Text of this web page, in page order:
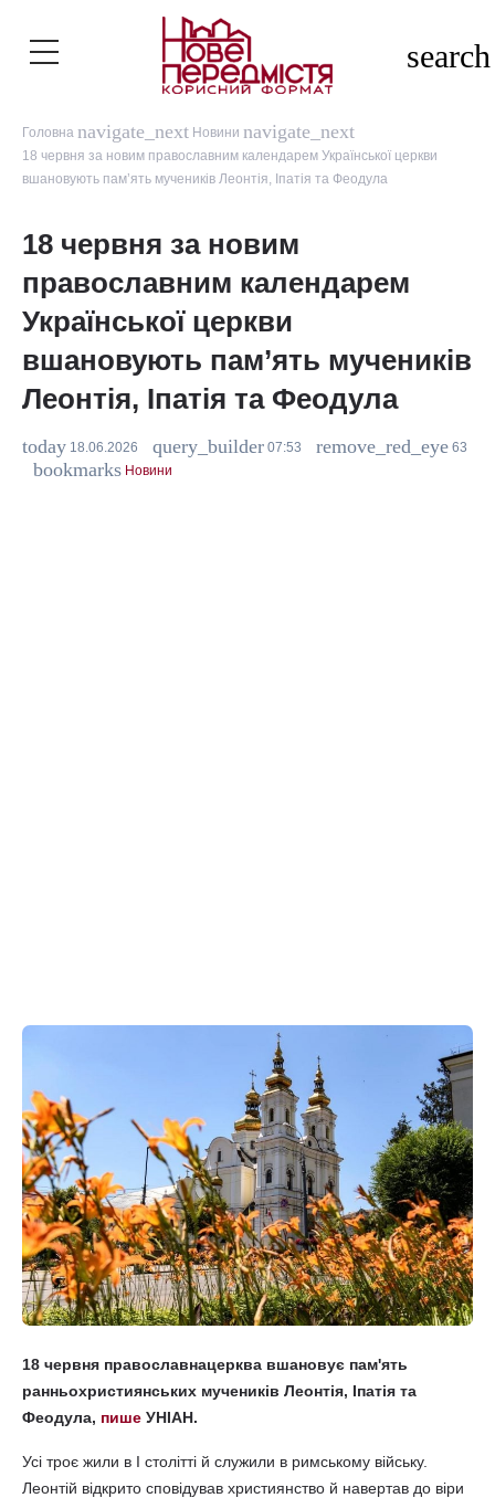
search
Головна navigate_next Новини navigate_next
18 червня за новим православним календарем Української церкви
вшановують пам’ять мучеників Леонтія, Іпатія та Феодула
18 червня за новим
православним календарем
Української церкви
вшановують пам’ять мучеників
Леонтія, Іпатія та Феодула
today 18.06.2026 query_builder 07:53 remove_red_eye 63
bookmarks Новини
18 червня православнацерква вшановує пам'ять
ранньохристиянських мучеників Леонтія, Іпатія та
Феодула, пише УНІАН.
Усі троє жили в I столітті й служили в римському війську.
Леонтій відкрито сповідував християнство й навертав до віри